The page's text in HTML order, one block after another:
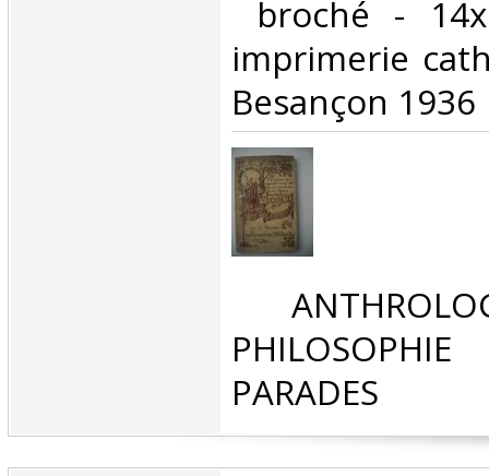
broché -
imprimerie
Besançon 1936‎
PHILOSOPHIE
PARADES‎